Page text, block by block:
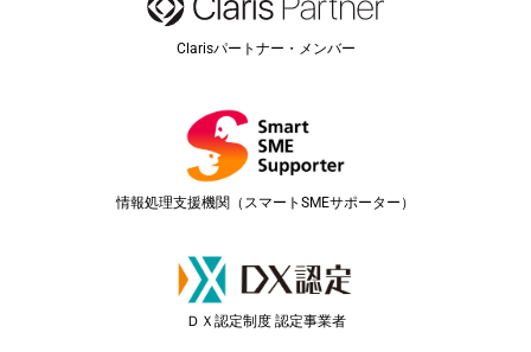
Clarisパートナー・メンバー
情報処理支援機関（スマートSMEサポーター）
ＤＸ認定制度 認定事業者